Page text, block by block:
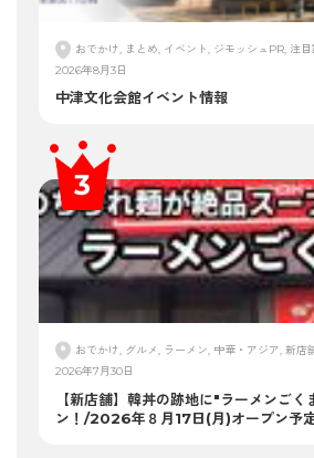
おでかけ, まとめ, イベント, ジモッシュPR, 注目
2026年8月3日
中津文化会館イベント情報
おでかけ, グルメ, ラーメン, 中華・アジア, 新店
2026年7月30日
【新店舗】韓丼の跡地に"ラーメンご
ン！/2026年８月17日(月)オープン予